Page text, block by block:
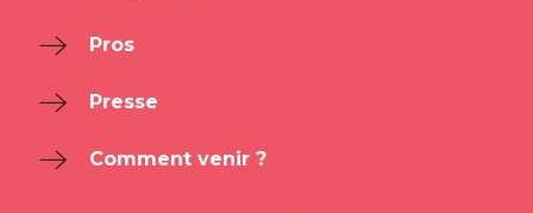
Pros
Presse
Comment venir ?